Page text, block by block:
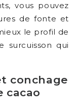
vous pouvez
de fonte et
le profil de
surcuisson qui
conchage
cacao